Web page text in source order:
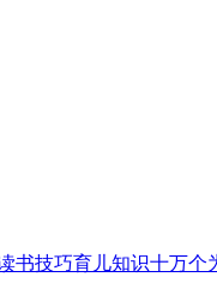
书技巧育儿知识十万个